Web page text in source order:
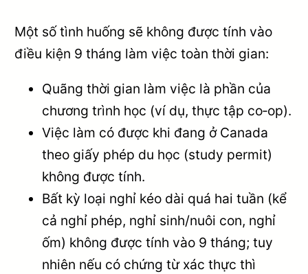
Một số tình huống sẽ không được tính vào
điều kiện 9 tháng làm việc toàn thời gian:
Quãng thời gian làm việc là phần của
chương trình học (ví dụ, thực tập co‑op).
Việc làm có được khi đang ở Canada
theo giấy phép du học (study permit)
không được tính.
Bất kỳ loại nghỉ kéo dài quá hai tuần (kể
cả nghỉ phép, nghỉ sinh/nuôi con, nghỉ
ốm) không được tính vào 9 tháng; tuy
nhiên nếu có chứng từ xác thực thì